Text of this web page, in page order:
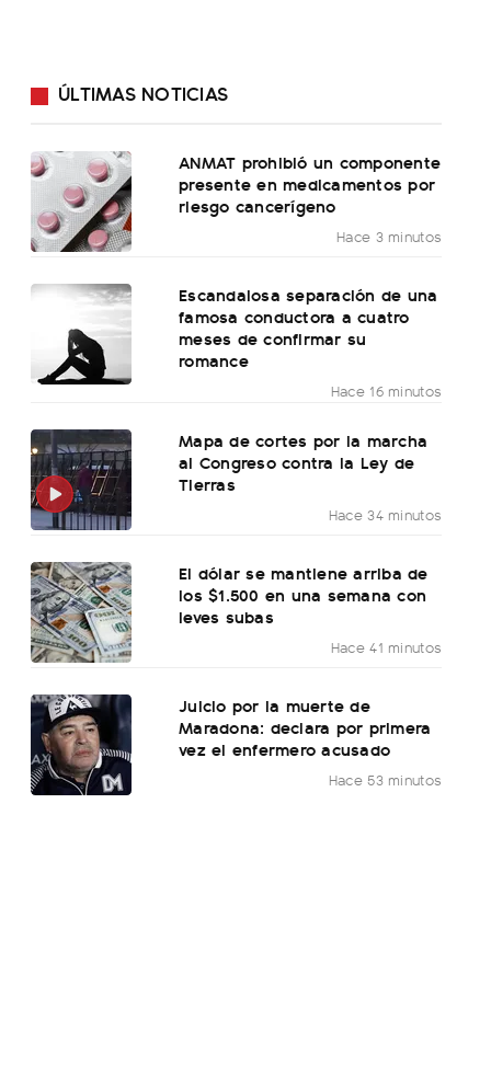
ÚLTIMAS NOTICIAS
ANMAT prohibió un componente
presente en medicamentos por
riesgo cancerígeno
Hace 3 minutos
Escandalosa separación de una
famosa conductora a cuatro
meses de confirmar su
romance
Hace 16 minutos
Mapa de cortes por la marcha
al Congreso contra la Ley de
Tierras
Hace 34 minutos
El dólar se mantiene arriba de
los $1.500 en una semana con
leves subas
Hace 41 minutos
Juicio por la muerte de
Maradona: declara por primera
vez el enfermero acusado
Hace 53 minutos